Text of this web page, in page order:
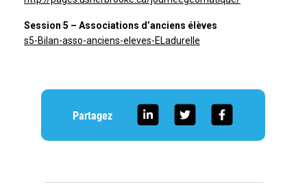
Session 5 – Associations d’anciens élèves
s5-Bilan-asso-anciens-eleves-ELadurelle
Partagez